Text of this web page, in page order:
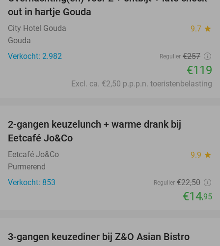
out in hartje Gouda
City Hotel Gouda 9.7 star
Gouda
Verkocht: 2.982
Regulier €257
€119
Excl. ca. €2,50 p.p.p.n. toeristenbelasting
2-gangen keuzelunch + warme drank bij
Eetcafé Jo&Co
Eetcafé Jo&Co 9.9 star
Purmerend
Verkocht: 853
Regulier €22,50
€14,95
3-gangen keuzediner bij Z&O Asian Bistro